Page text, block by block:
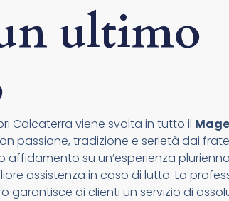
ultimo
Calcaterra viene svolta in tutto il
passione, tradizione e serietà dai
su un’esperienza
assistenza in caso di lutto. La
garantisce ai clienti un servizio di